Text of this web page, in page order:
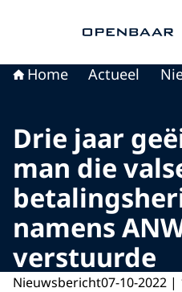
Home Actueel
Drie jaar
man die
namens
verstuurde
Nieuwsbericht07-10-2022 |